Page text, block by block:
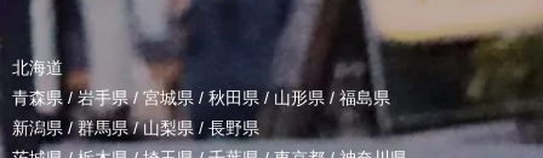
北海道
青森県 / 岩手県/ 宮城県 / 秋田県 / 山形県/ 福島県
新潟県 /群馬県/山梨県 / 長野県